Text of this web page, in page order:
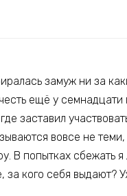
замуж ни за
ещё у семнадцати
заставил
вовсе не
В попытках сбежать
за кого себя выдают?